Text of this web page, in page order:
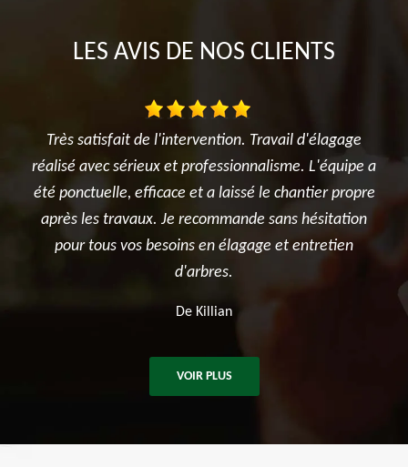
LES AVIS DE NOS CLIENTS
a
propre
Je suis ravi des travaux réalisés dans mon jardin
l'élagage du cerisier, l'entretien des rosiers, la
et surtout le terrassement et la création du jardin
potager. Je recommande sincèrement cette
entreprise.
VOIR PLUS